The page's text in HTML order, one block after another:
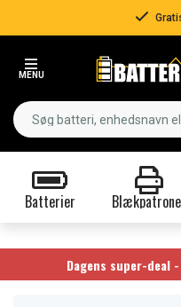
Gratis
MENU
Batterier
9
Dagens super-deal